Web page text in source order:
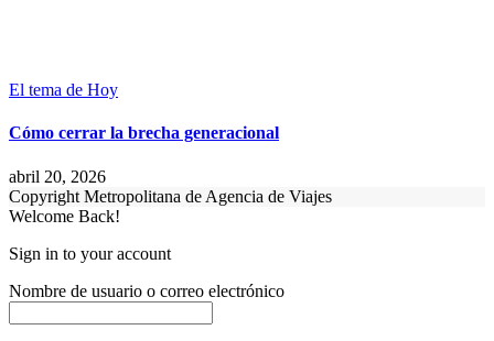
El tema de Hoy
Cómo cerrar la brecha generacional
abril 20, 2026
Copyright Metropolitana de Agencia de Viajes
Welcome Back!
Sign in to your account
Nombre de usuario o correo electrónico